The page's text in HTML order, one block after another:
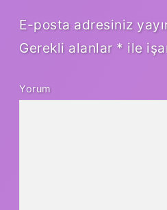
E-posta adresiniz
Gerekli alanlar * ile
Yorum